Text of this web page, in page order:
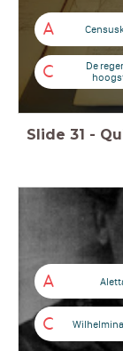
A
C
De
Slide 31 -
A
C